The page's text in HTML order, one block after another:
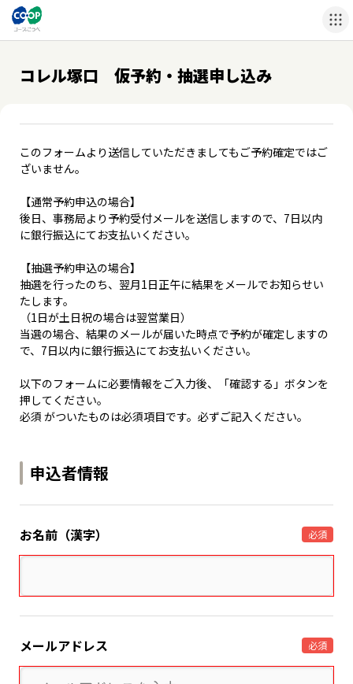
コレル塚口 仮予約・抽選申し込み
このフォームより送信していただきましてもご予約確定ではご
ざいません。
【通常予約申込の場合】
後日、事務局より予約受付メールを送信しますので、7日以内
に銀行振込にてお支払いください。
【抽選予約申込の場合】
抽選を行ったのち、翌月1日正午に結果をメールでお知らせい
たします。
（1日が土日祝の場合は翌営業日）
当選の場合、結果のメールが届いた時点で予約が確定しますの
で、7日以内に銀行振込にてお支払いください。
以下のフォームに必要情報をご入力後、「確認する」ボタンを
押してください。
必須 がついたものは必須項目です。必ずご記入ください。
申込者情報
お名前（漢字） 必須
メールアドレス 必須